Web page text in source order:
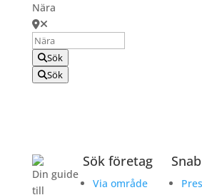
Nära
Sök
Sök
Din guide
till
Sök företag
Via område